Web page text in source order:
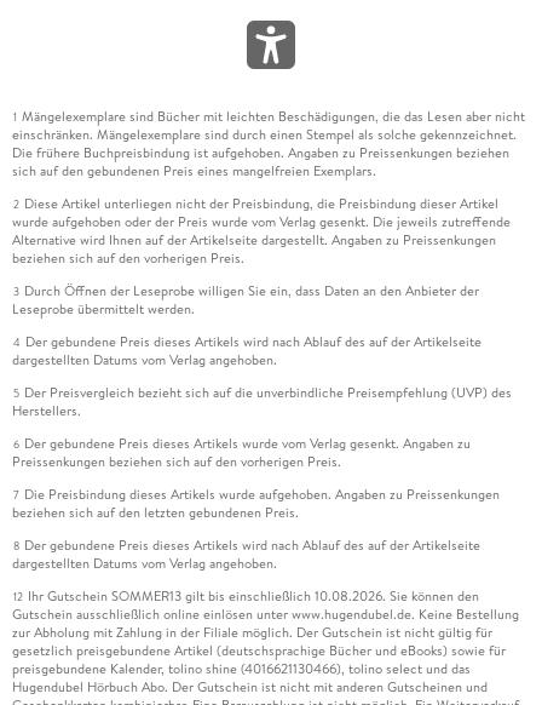
1 Mängelexemplare sind Bücher mit leichten Beschädigungen, die das Lesen aber nicht
einschränken. Mängelexemplare sind durch einen Stempel als solche gekennzeichnet.
Die frühere Buchpreisbindung ist aufgehoben. Angaben zu Preissenkungen beziehen
sich auf den gebundenen Preis eines mangelfreien Exemplars.
2 Diese Artikel unterliegen nicht der Preisbindung, die Preisbindung dieser Artikel
wurde aufgehoben oder der Preis wurde vom Verlag gesenkt. Die jeweils zutreffende
Alternative wird Ihnen auf der Artikelseite dargestellt. Angaben zu Preissenkungen
beziehen sich auf den vorherigen Preis.
3 Durch Öffnen der Leseprobe willigen Sie ein, dass Daten an den Anbieter der
Leseprobe übermittelt werden.
4 Der gebundene Preis dieses Artikels wird nach Ablauf des auf der Artikelseite
dargestellten Datums vom Verlag angehoben.
5 Der Preisvergleich bezieht sich auf die unverbindliche Preisempfehlung (UVP) des
Herstellers.
6 Der gebundene Preis dieses Artikels wurde vom Verlag gesenkt. Angaben zu
Preissenkungen beziehen sich auf den vorherigen Preis.
7 Die Preisbindung dieses Artikels wurde aufgehoben. Angaben zu Preissenkungen
beziehen sich auf den letzten gebundenen Preis.
8 Der gebundene Preis dieses Artikels wird nach Ablauf des auf der Artikelseite
dargestellten Datums vom Verlag angehoben.
12 Ihr Gutschein SOMMER13 gilt bis einschließlich 10.08.2026. Sie können den
Gutschein ausschließlich online einlösen unter www.hugendubel.de. Keine Bestellung
zur Abholung mit Zahlung in der Filiale möglich. Der Gutschein ist nicht gültig für
gesetzlich preisgebundene Artikel (deutschsprachige Bücher und eBooks) sowie für
preisgebundene Kalender, tolino shine (4016621130466), tolino select und das
Hugendubel Hörbuch Abo. Der Gutschein ist nicht mit anderen Gutscheinen und